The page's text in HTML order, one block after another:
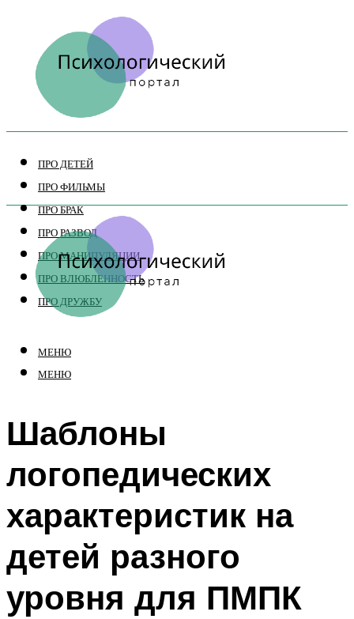
ПРО ДЕТЕЙ
ПРО ФИЛЬМЫ
ПРО БРАК
ПРО РАЗВОД
ПРО МАНИПУЛЯЦИИ
ПРО ВЛЮБЛЕННОСТЬ
ПРО ДРУЖБУ
МЕНЮ
МЕНЮ
Шаблоны
логопедических
характеристик на
детей разного
уровня для ПМПК